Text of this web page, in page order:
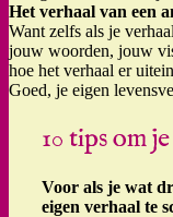
Het verhaal van een
Want zelfs als je
jouw woorden, jouw
hoe het verhaal er
Goed, je eigen
10 tips om
Voor als je wat
eigen verhaal te